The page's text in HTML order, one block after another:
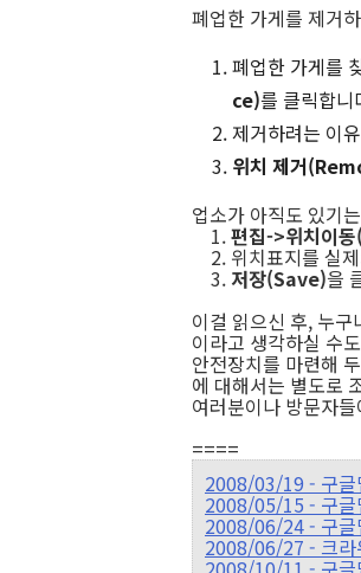
폐업한 가게를 제거
폐업한 가게를
ce)를 클릭합니
제거하려는 이
위치 제거
업소가 아직도 있기
1.편집->위치이
2. 위치표지를 실
3. 저장(Save)을
이걸 읽으신 후, 누
이라고 생각하실 수
안전장치를 마련해
에 대해서는 별도로
여러분이나 방문자
====
2008/03/19 - 구글
2008/05/15 - 구글
2008/06/24 - 구글
2008/06/27 - 크라